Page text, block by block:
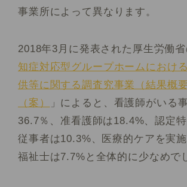
事業所によって異なります。
2018年3月に発表された厚生労働
知症対応型グループホームにおけ
供等に関する調査究事業（結果概要
（案）
」によると、看護師がいる
36.7％、准看護師は18.4%、認定
従事者は10.3%、医療的ケアを実
福祉士は7.7%と全体的に少なめで